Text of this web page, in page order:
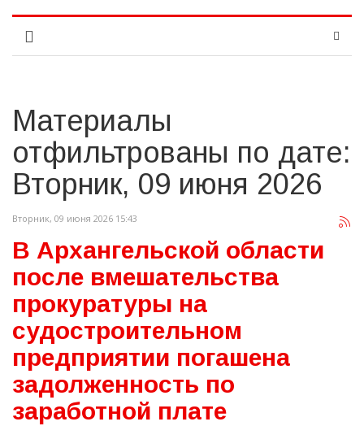
Материалы
отфильтрованы по дате:
Вторник, 09 июня 2026
Вторник, 09 июня 2026 15:43
В Архангельской области
после вмешательства
прокуратуры на
судостроительном
предприятии погашена
задолженность по
заработной плате